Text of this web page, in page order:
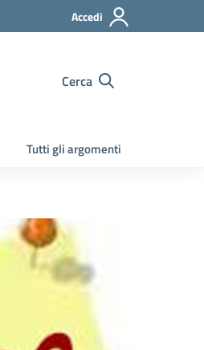
Accedi
Cerca
Tutti gli argomenti